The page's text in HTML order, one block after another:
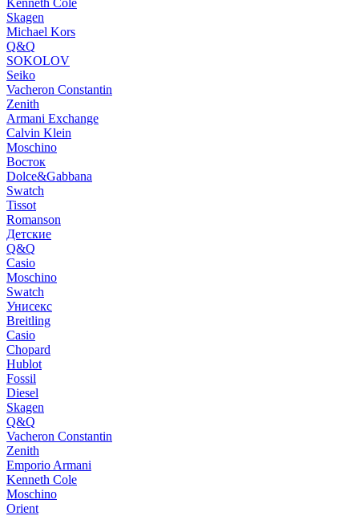
Kenneth Cole
Skagen
Michael Kors
Q&Q
SOKOLOV
Seiko
Vacheron Constantin
Zenith
Armani Exchange
Calvin Klein
Moschino
Восток
Dolce&Gabbana
Swatch
Tissot
Romanson
Детские
Q&Q
Casio
Moschino
Swatch
Унисекс
Breitling
Casio
Chopard
Hublot
Fossil
Diesel
Skagen
Q&Q
Vacheron Constantin
Zenith
Emporio Armani
Kenneth Cole
Moschino
Orient